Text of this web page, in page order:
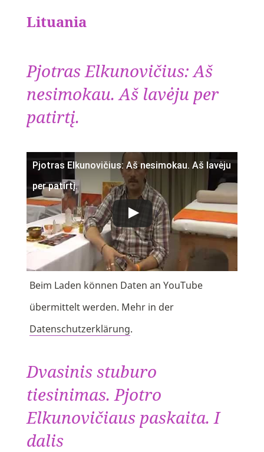
Lituania
Pjotras Elkunovičius: Aš
nesimokau. Aš lavėju per
patirtį.
Pjotras Elkunovičius: Aš nesimokau. Aš lavėju
per patirtį.
Beim Laden können Daten an YouTube
übermittelt werden. Mehr in der
Datenschutzerklärung.
Dvasinis stuburo
tiesinimas. Pjotro
Elkunovičiaus paskaita. I
dalis